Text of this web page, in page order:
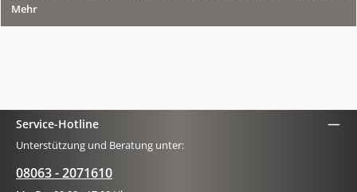
Mehr
Service-Hotline
Unterstützung und Beratung unter:
08063 - 2071610